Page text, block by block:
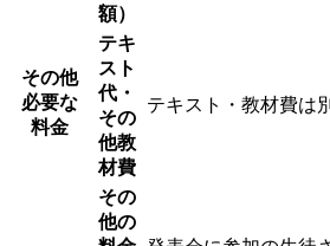
その他
必要な
料金
額）
テキ
スト
代・
その
他教
材費
テキスト・教材費は
その
他の